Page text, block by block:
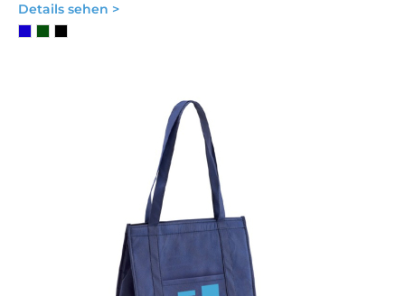
Details sehen >